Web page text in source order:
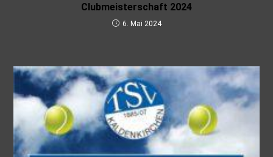
Clubmeisterschaft 2024
6. Mai 2024